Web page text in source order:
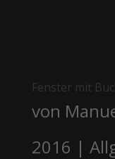
Fenster mit
von
2016 |